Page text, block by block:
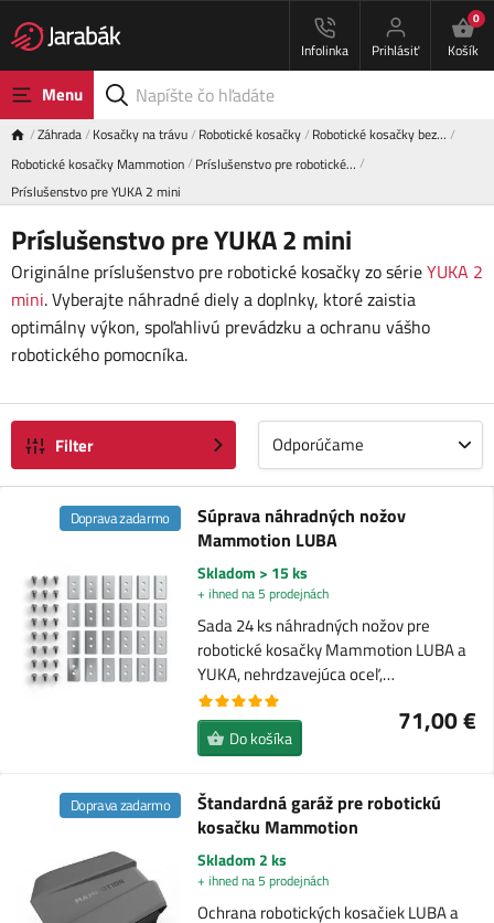
Infolinka Prihlásiť
0
Košík
Menu
Záhrada Kosačky na trávu Robotické kosačky Robotické kosačky bez…
Robotické kosačky Mammotion Príslušenstvo pre robotické…
Príslušenstvo pre YUKA 2 mini
Príslušenstvo pre YUKA 2 mini
Originálne príslušenstvo pre robotické kosačky zo sérieYUKA 2
mini. Vyberajte náhradné diely a doplnky, ktoré zaistia
optimálny výkon, spoľahlivú prevádzku a ochranu vášho
robotického pomocníka.
Filter Odporúčame
Súprava náhradných nožov
Mammotion LUBA
Doprava zadarmo
Skladom > 15 ks
+ ihned na 5 prodejnách
Sada 24 ks náhradných nožov pre
robotické kosačky Mammotion LUBA a
YUKA, nehrdzavejúca oceľ,…
71,00 €
Do košíka
Štandardná garáž pre robotickú
kosačku Mammotion
Doprava zadarmo
Skladom 2 ks
+ ihned na 5 prodejnách
Ochrana robotických kosačiek LUBA a